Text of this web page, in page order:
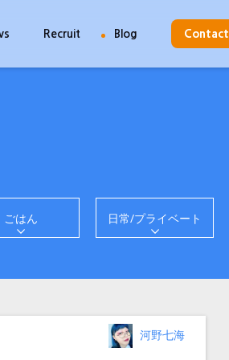
Recruit Blog Contact
ごはん 日常/プライベート
投
稿
河野七海